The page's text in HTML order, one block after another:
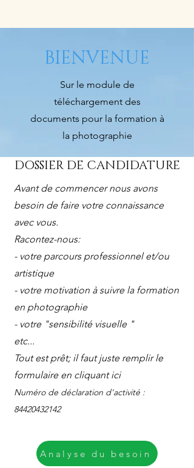
BIENVENUE
Sur le module de
téléchargement des
documents pour la formation à
la photographie
DOSSIER DE CANDIDATURE
Avant de commencer nous avons
besoin de faire votre connaissance
avec vous.
Racontez-nous:
- votre parcours professionnel et/ou
artistique
- votre motivation à suivre la formation
en photographie
- votre "sensibilité visuelle "
etc...
Tout est prêt; il faut juste remplir le
formulaire en cliquant ici
Numéro de déclaration d'activité :
84420432142
Analyse du besoin